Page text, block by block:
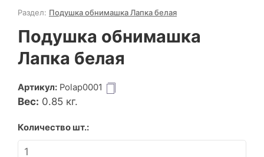
Раздел: Подушка обнимашка Лапка белая
Подушка обнимашка
Лапка белая
Артикул: Polap0001
Вес: 0.85 кг.
Количество шт.: